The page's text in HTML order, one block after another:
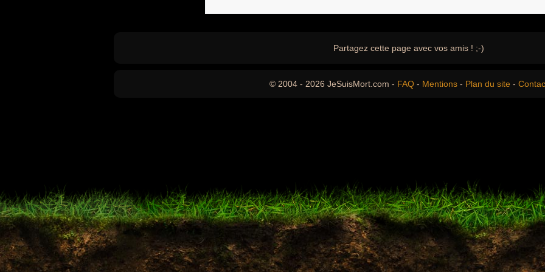
Partagez cette page avec vos amis ! ;-)
© 2004 - 2026 JeSuisMort.com - FAQ - Mentions - Plan du site -